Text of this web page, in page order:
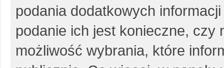
podania dodatkowych
podanie ich jest konieczne,
możliwość wybrania, które